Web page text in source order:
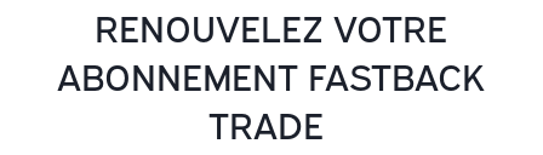
RENOUVELEZ VOTRE
ABONNEMENT FASTBACK
TRADE